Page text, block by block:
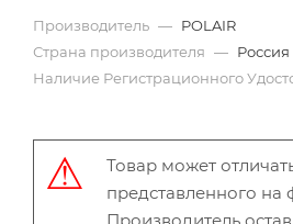
Производитель — POLAIR
Страна производителя — Россия
Наличие Регистрационного
Товар может
представленного на